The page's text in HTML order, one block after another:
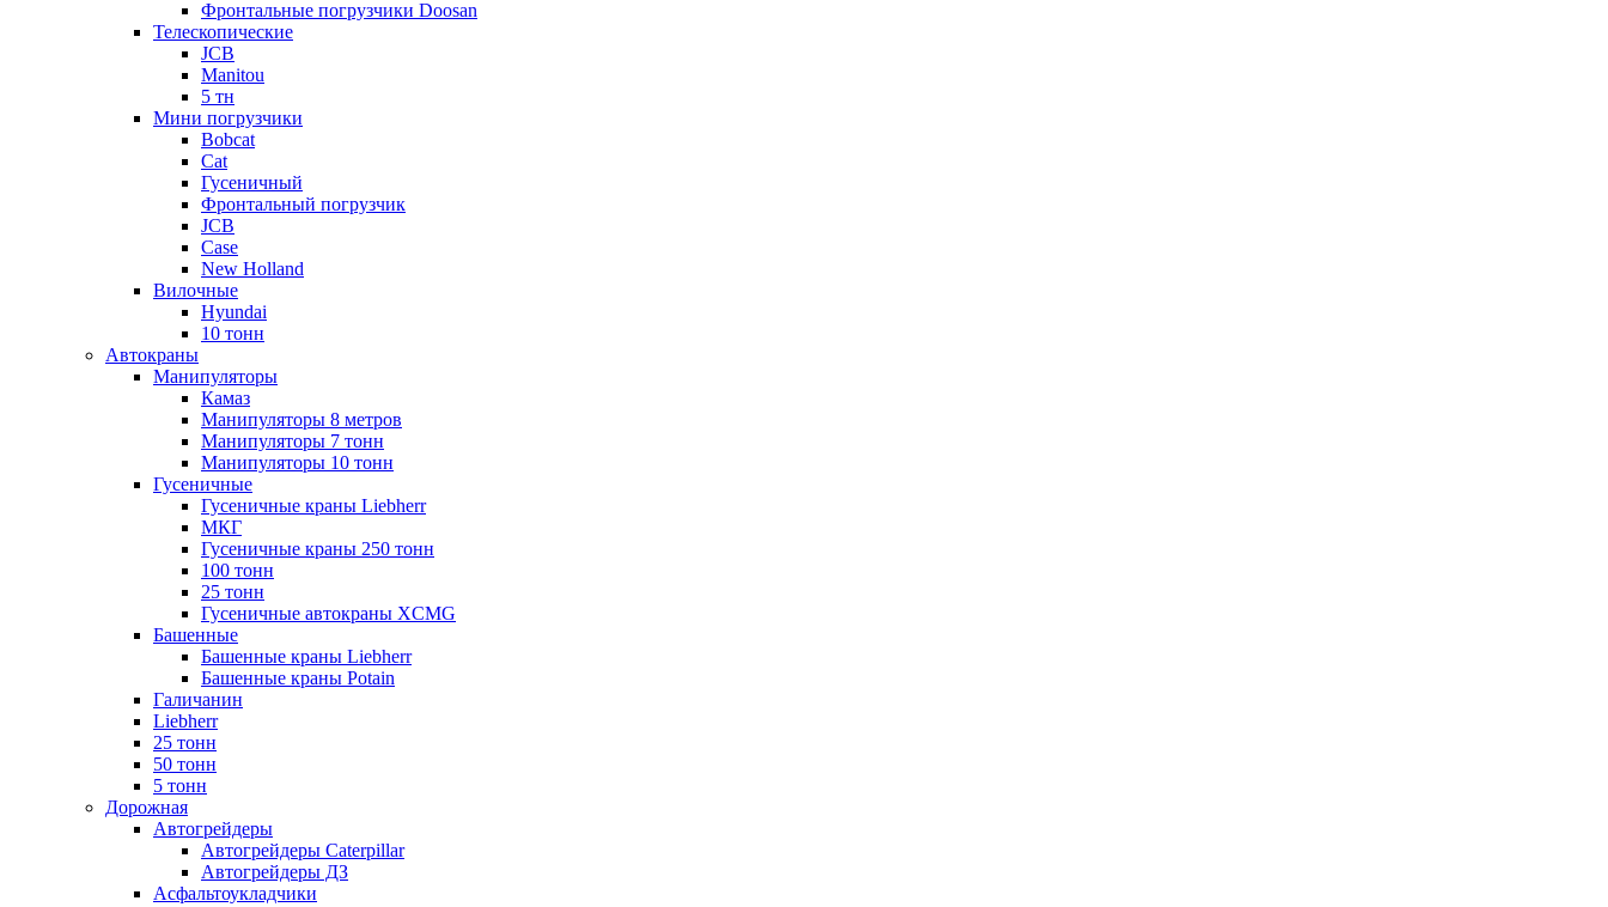
Фронтальные погрузчики Doosan
Телескопические
JCB
Manitou
5 тн
Мини погрузчики
Bobcat
Cat
Гусеничный
Фронтальный погрузчик
JCB
Case
New Holland
Вилочные
Hyundai
10 тонн
Автокраны
Манипуляторы
Камаз
Манипуляторы 8 метров
Манипуляторы 7 тонн
Манипуляторы 10 тонн
Гусеничные
Гусеничные краны Liebherr
МКГ
Гусеничные краны 250 тонн
100 тонн
25 тонн
Гусеничные автокраны XCMG
Башенные
Башенные краны Liebherr
Башенные краны Potain
Галичанин
Liebherr
25 тонн
50 тонн
5 тонн
Дорожная
Автогрейдеры
Автогрейдеры Caterpillar
Автогрейдеры ДЗ
Асфальтоукладчики